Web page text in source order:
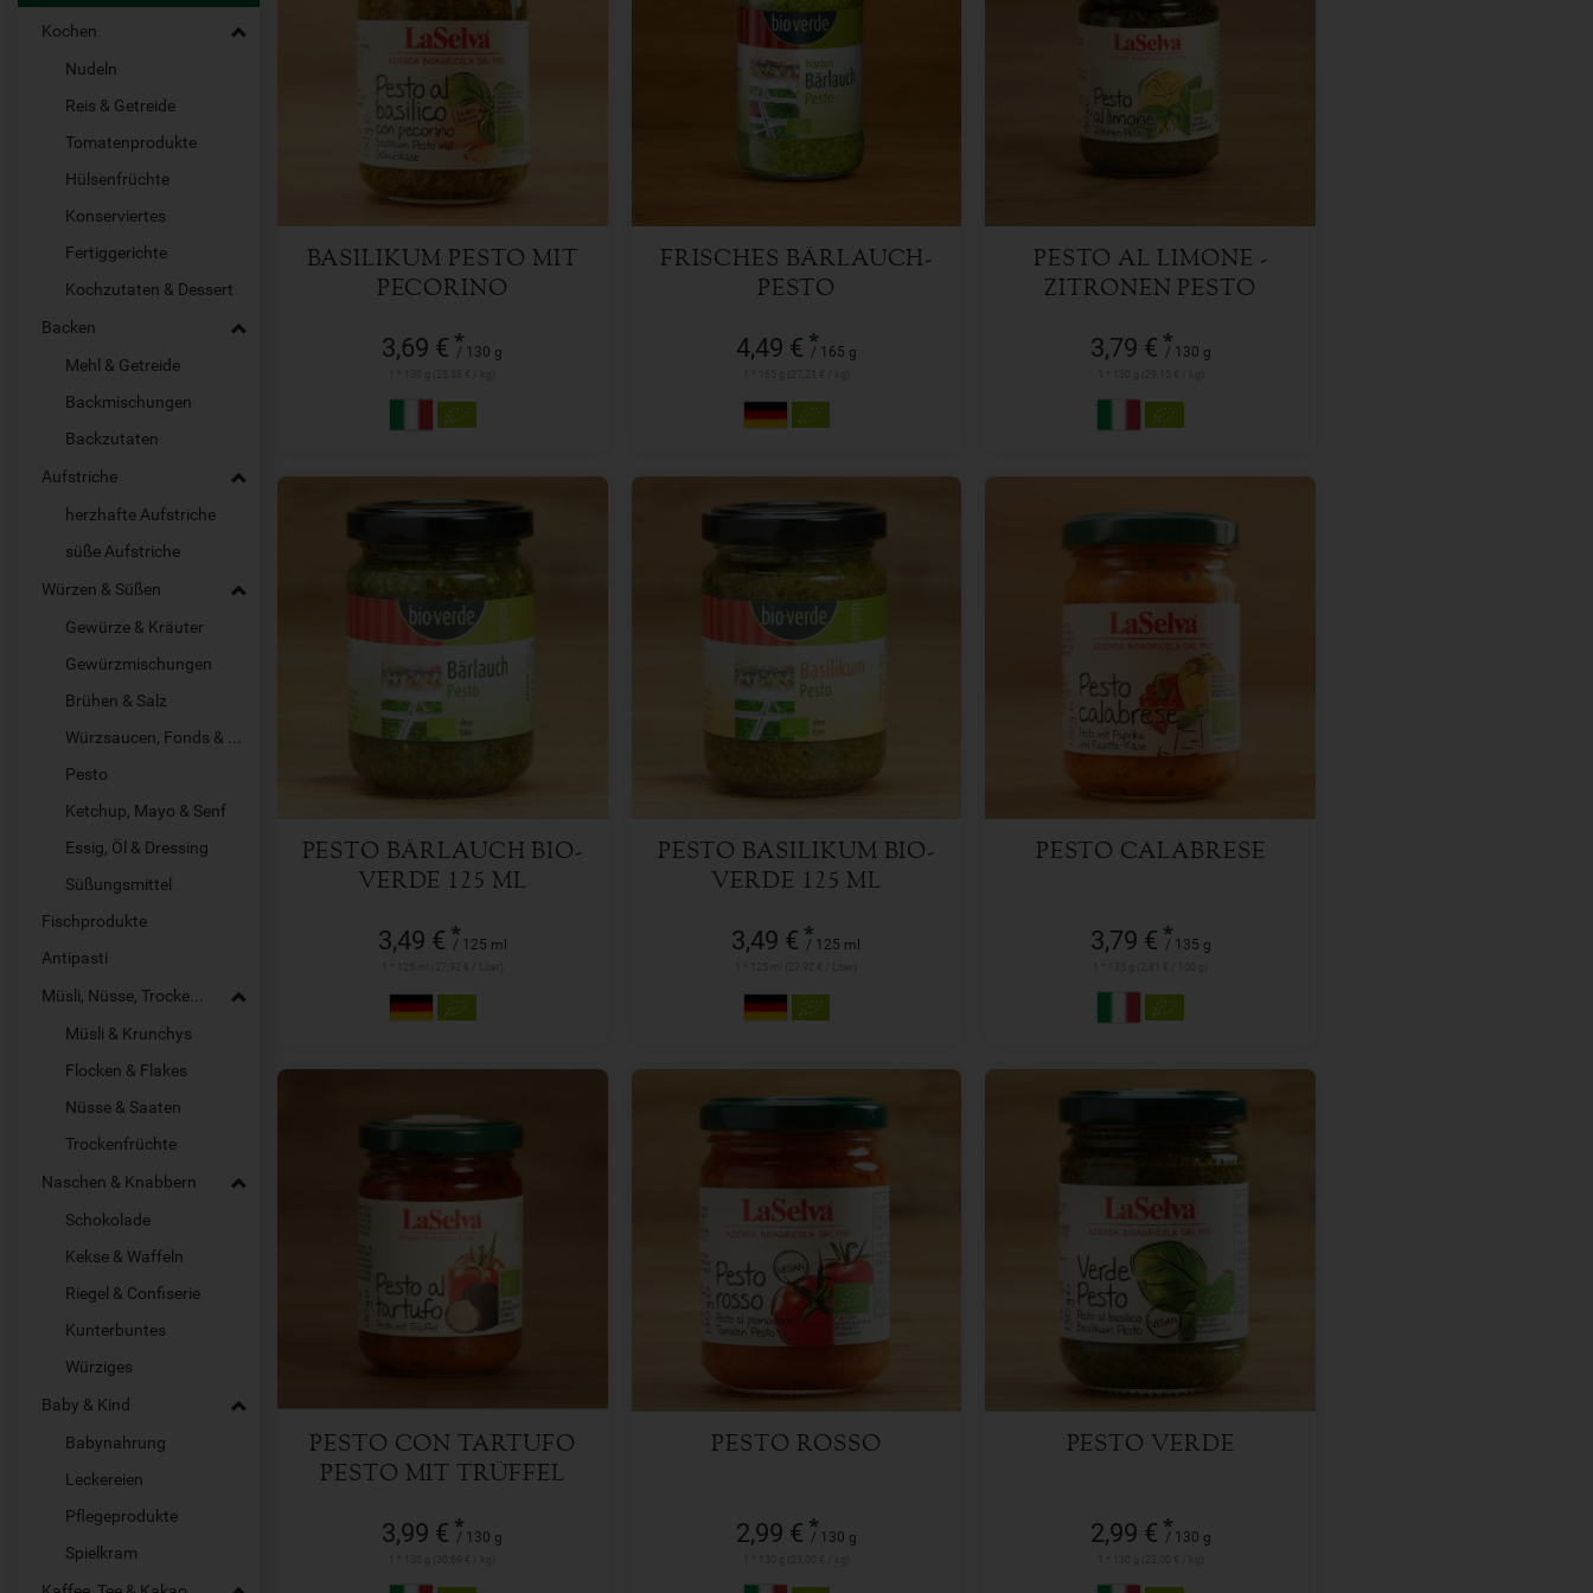
Kochen
Nudeln
Reis & Getreide
Tomatenprodukte
Hülsenfrüchte
Konserviertes
Fertiggerichte
Kochzutaten & Dessert
Backen
Mehl & Getreide
Backmischungen
Backzutaten
Aufstriche
herzhafte Aufstriche
süße Aufstriche
Würzen & Süßen
Gewürze & Kräuter
Gewürzmischungen
Brühen & Salz
Pesto
Ketchup, Mayo & Senf
Essig, Öl & Dressing
Süßungsmittel
Fischprodukte
Antipasti
Müsli, Nüsse, Trockenfrüchte
Müsli & Krunchys
Flocken & Flakes
Nüsse & Saaten
Trockenfrüchte
Naschen & Knabbern
Schokolade
Kekse & Waffeln
Riegel & Confiserie
Kunterbuntes
Würziges
Baby & Kind
Babynahrung
Leckereien
Pflegeprodukte
Spielkram
BASILIKUM PESTO MIT
PECORINO
3,69 € *
/ 130 g
130 g
3,69 €
FRISCHES BÄRLAUCH-
PESTO
4,49 € *
/ 165 g
165 g
PESTO AL LIMONE -
ZITRONEN PESTO
3,79 € *
/ 130 g
130 g
PESTO BÄRLAUCH BIO-
VERDE 125 ML
3,49 € *
/ 125 ml
125 ml
3,49€
PESTO BASILIKUM BIO-
VERDE 125 ML
3,49 € *
/ 125 ml
125 ml
3,49
PESTO CALABRESE
3,79 € *
/ 135 g
PESTO CON TARTUFO
PESTO MIT TRÜFFEL
3,99 € *
/ 130 g
3,99€
PESTO ROSSO
2,99 € *
/ 130 g
130 g
PESTO VERDE
2,99 € *
/ 130 g
130 g
2,99